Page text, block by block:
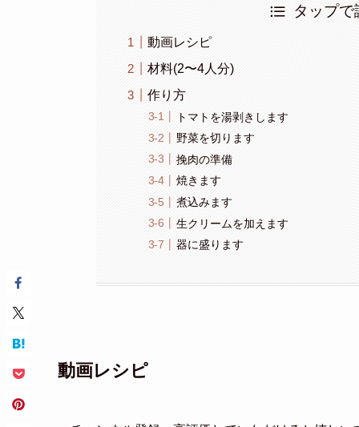
タップ
動画レシピ
材料(2〜4人分)
作り方
トマトを湯剥きします
野菜を切ります
挽肉の準備
焼きます
煮込みます
生クリームを加えます
器に盛ります
動画レシピ